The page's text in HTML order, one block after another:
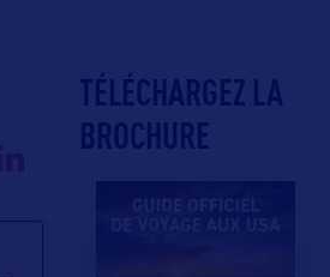
TÉLÉCHARGEZ LA
BROCHURE